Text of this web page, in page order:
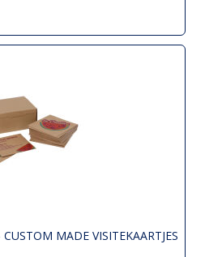
MADE VISITEKAARTJES